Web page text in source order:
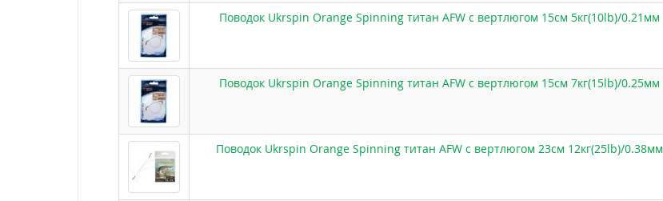
Поводок Ukrspin Orange Spinning титан AFW с вертлюгом 15см 5кг(10lb)/0.21мм
Поводок Ukrspin Orange Spinning титан AFW с вертлюгом 15см 7кг(15lb)/0.25мм
Поводок Ukrspin Orange Spinning титан AFW с вертлюгом 23см 12кг(25lb)/0.38мм